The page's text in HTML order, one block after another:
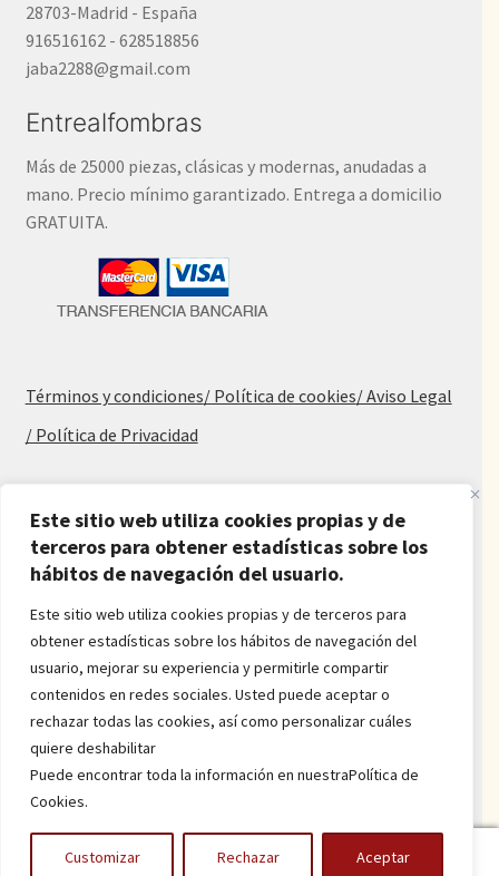
Este sitio web utiliza cookies propias y de
terceros para obtener estadísticas sobre los
hábitos de navegación del usuario.
Este sitio web utiliza cookies propias y de terceros para
obtener estadísticas sobre los hábitos de navegación del
usuario, mejorar su experiencia y permitirle compartir
contenidos en redes sociales. Usted puede aceptar o
rechazar todas las cookies, así como personalizar cuáles
quiere deshabilitar
Puede encontrar toda la información en nuestraPolítica de
Cookies.
Customizar Rechazar Aceptar
28703-Madrid - España
916516162 - 628518856
jaba2288@gmail.com
Entrealfombras
Más de 25000 piezas, clásicas y modernas, anudadas a
mano. Precio mínimo garantizado. Entrega a domicilio
GRATUITA.
Términos y condiciones/ Política de cookies/ Aviso Legal
/ Política de Privacidad
Alfombras baratas
Procedencia de las alfombras
Alfombras económicas
Alfombras a medida
Alfombras orientales
Venta de alfombras